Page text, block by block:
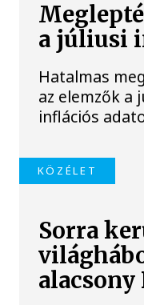
a júliusi
Hatalmas
az elemzők a
inflációs
KÖZÉLET
Sorra
alacsony